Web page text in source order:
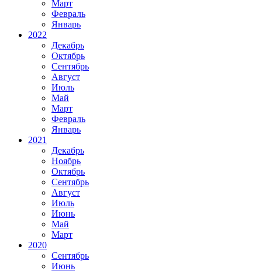
Март
Февраль
Январь
2022
Декабрь
Октябрь
Сентябрь
Август
Июль
Май
Март
Февраль
Январь
2021
Декабрь
Ноябрь
Октябрь
Сентябрь
Август
Июль
Июнь
Май
Март
2020
Сентябрь
Июнь